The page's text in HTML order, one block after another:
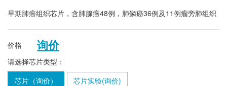
早期肺癌组织芯片，含肺腺癌48例，肺鳞癌36例及11例瘤旁肺组织
价格 询价
请选择芯片类型：
芯片（询价）
芯片实验(询价)